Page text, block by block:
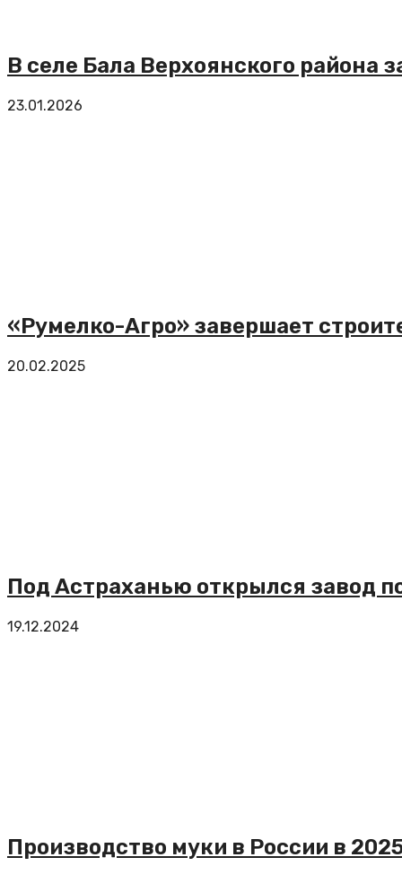
В селе Бала Верхоянского района
23.01.2026
«Румелко-Агро» завершает
20.02.2025
Под Астраханью открылся завод
19.12.2024
Производство муки в России в